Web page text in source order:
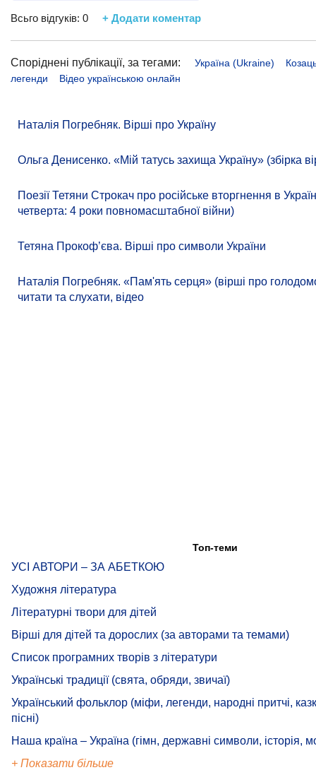
Всьго відгуків: 0 + Додати коментар
Споріднені публікації, за тегами: Україна (Ukraine)
легенди
Відео українською онлайн
Наталія Погребняк. Вірші про Україну
Ольга Денисенко. «Мій татусь захища Україну» (збірка
Поезії Тетяни Строкач про російське вторгнення в
четверта: 4 роки повномасштабної війни)
Тетяна Прокоф’єва. Вірші про символи України
Наталія Погребняк. «Пам'ять серця» (вірші про
читати та слухати, відео
Топ-теми
УСІ АВТОРИ – ЗА АБЕТКОЮ
Художня література
Літературні твори для дітей
Вірші для дітей та дорослих (за авторами та темами)
Список програмних творів з літератури
Українські традиції (свята, обряди, звичаї)
Український фольклор (міфи, легенди, народні притчі,
пісні)
Наша країна – Україна (гімн, державні символи, історія,
+ Показати більше